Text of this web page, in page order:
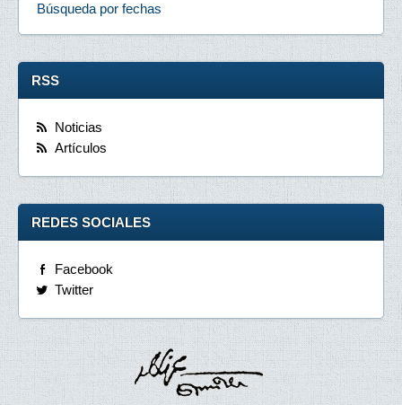
Búsqueda por fechas
RSS
Noticias
Artículos
REDES SOCIALES
Facebook
Twitter